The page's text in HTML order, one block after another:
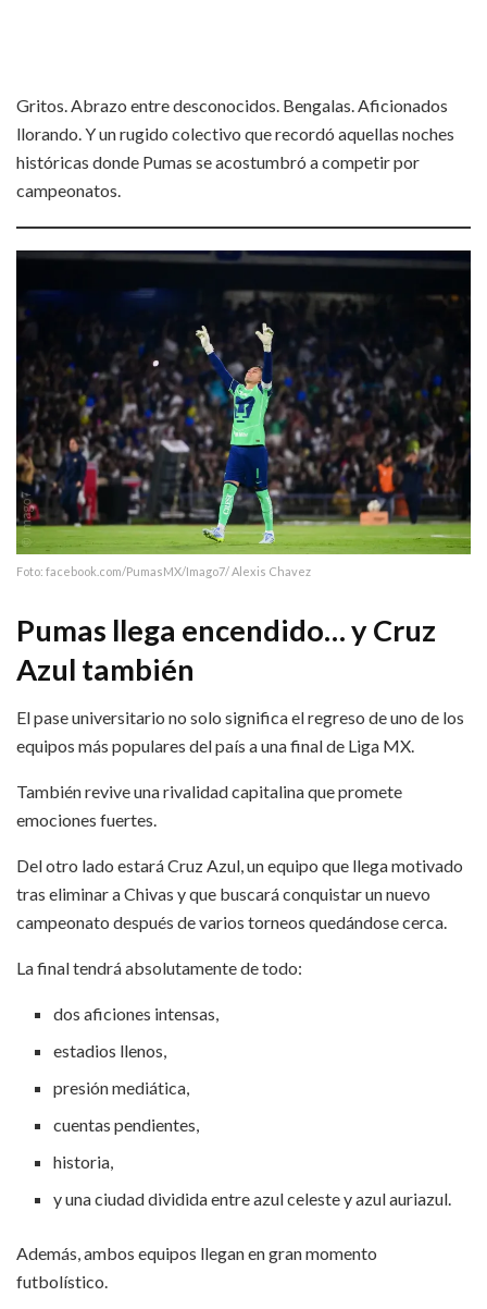
Gritos. Abrazo entre desconocidos. Bengalas. Aficionados
llorando. Y un rugido colectivo que recordó aquellas noches
históricas donde Pumas se acostumbró a competir por
campeonatos.
Foto: facebook.com/PumasMX/Imago7/ Alexis Chavez
Pumas llega encendido… y Cruz
Azul también
El pase universitario no solo significa el regreso de uno de los
equipos más populares del país a una final de Liga MX.
También revive una rivalidad capitalina que promete
emociones fuertes.
Del otro lado estará Cruz Azul, un equipo que llega motivado
tras eliminar a Chivas y que buscará conquistar un nuevo
campeonato después de varios torneos quedándose cerca.
La final tendrá absolutamente de todo:
dos aficiones intensas,
estadios llenos,
presión mediática,
cuentas pendientes,
historia,
y una ciudad dividida entre azul celeste y azul auriazul.
Además, ambos equipos llegan en gran momento
futbolístico.